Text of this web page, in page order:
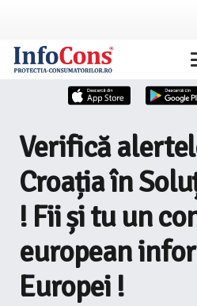
Verifică
Croația în
! Fii și tu un
european
Europei !